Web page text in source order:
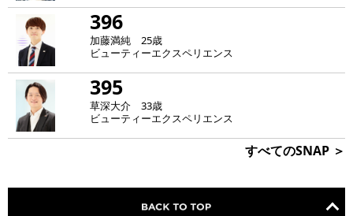
396
加藤満純 25歳
ビューティーエクスペリエンス
395
草深大介 33歳
ビューティーエクスペリエンス
すべてのSNAP ＞